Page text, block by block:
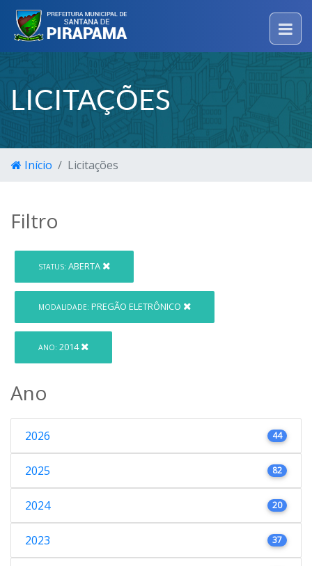
LICITAÇÕES
Início Licitações
Filtro
STATUS: ABERTA
MODALIDADE: PREGÃO ELETRÔNICO
ANO: 2014
Ano
2026 44
2025 82
2024 20
2023 37